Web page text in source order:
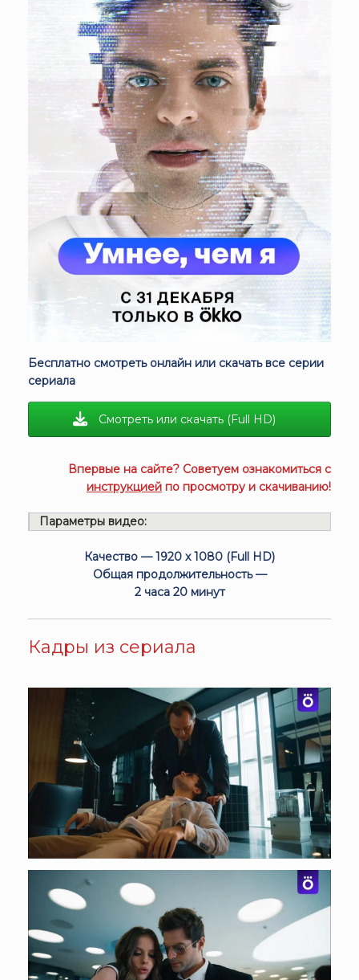
Бесплатно смотреть онлайн или скачать все серии
сериала
Смотреть или скачать (Full HD)
Впервые на сайте? Советуем ознакомиться с
инструкцией по просмотру и скачиванию!
Параметры видео:
Качество — 1920 x 1080 (Full HD)
Общая продолжительность —
2 часа 20 минут
Кадры из сериала